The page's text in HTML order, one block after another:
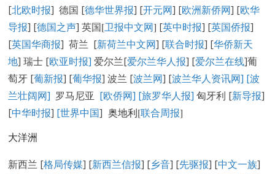
[北欧时报] 德国 [德华世界报] [开元网] [欧洲新侨网] [欧华
导报] [德国之声] 英国[卫报中文网] [英中时报] [英国侨报]
[英国华商报] 荷兰 [新荷兰中文网] [联合时报] [华侨新天
地] 瑞士 [欧亚时报] 爱尔兰[爱尔兰华人报] [爱尔兰在线]葡
萄牙 [葡新报] [葡华报] 波兰 [波兰网] [波兰华人资讯网] [波
兰壮阔网] 罗马尼亚 [欧侨网] [旅罗华人报] 匈牙利 [新导报]
[中华时报] [世界中国] 奥地利[联合周报]
大洋洲
新西兰 [格局传媒] [新西兰信报] [乡音] [先驱报] [中文一族]